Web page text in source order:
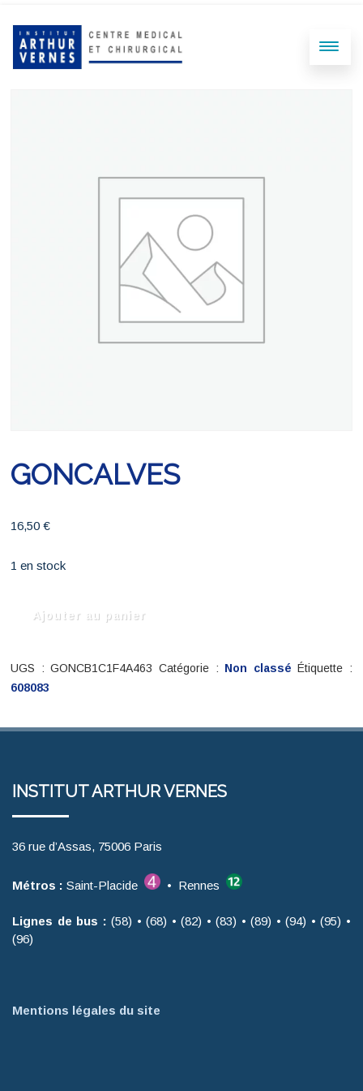
GONCALVES
16,50€
1 en stock
Ajouter au panier
UGS :GONCB1C1F4A463 Catégorie : Non classé Étiquette :
608083
INSTITUT ARTHUR VERNES
36 rue d’Assas, 75006 Paris
Métros : Saint-Placide • Rennes
Lignes de bus : (58) • (68) • (82) • (83) • (89) • (94) • (95) •
(96)
Mentions légales du site